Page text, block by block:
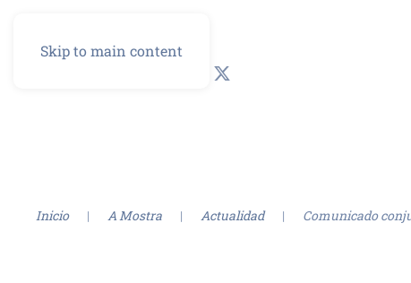
Skip to main content
Inicio A Mostra Actualidad Comunicado